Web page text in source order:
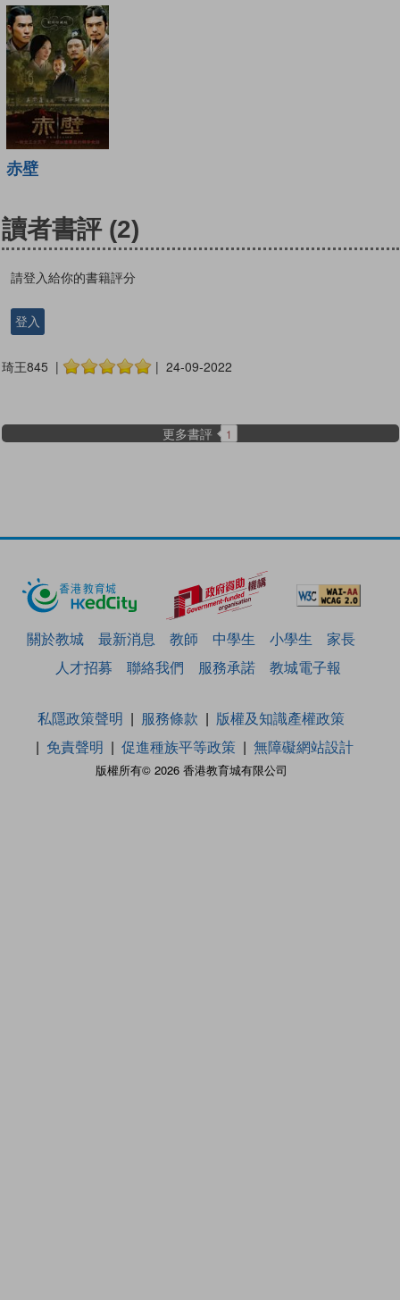
赤壁
讀者書評 (2)
請登入給你的書籍評分
登入
琦王845 | | 24-09-2022
更多書評 1
關於教城 最新消息 教師 中學生 小學生
家長
人才招募
聯絡我們 服務承諾 教城電子報
版權所有© 2026 香港教育城有限公司
私隱政策聲明 服務條款
版權及知識產權政策
免責聲明
促進種族平等政策 無障礙網站設計